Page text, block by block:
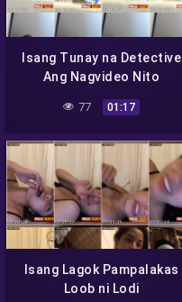
Isang Tunay na Detective
Ang Nagvideo Nito
77 01:17
Isang Lagok Pampalakas
Loob ni Lodi